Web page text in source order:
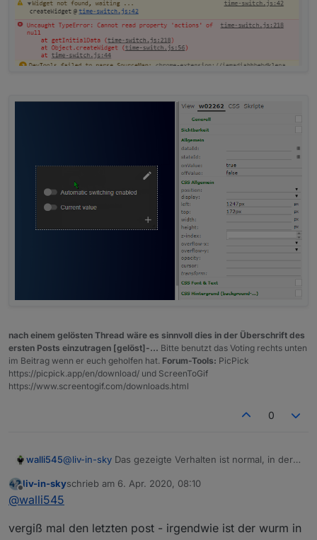
nach einem gelösten Thread wäre es sinnvoll dies in der Überschrift des
ersten Posts einzutragen [gelöst]-... Bitte benutzt das Voting rechts unten
im Beitrag wenn er euch geholfen hat. Forum-Tools: PicPick
https://picpick.app/en/download/ und ScreenToGif
https://www.screentogif.com/downloads.html
0
walli545@liv-in-sky Das gezeigte Verhalten ist normal, in der
Einfach das 'schedule0' merken und dann in das
dataOID Feld beim Anlegen des Widgets 'time-
anpassen, dass da der gesamte OID string angezeigt
Was meinst du genau, mit mit du kannst den info
adapter nicht mehr aufrufen?
Offline
liv-in-skyschrieb am 6. Apr. 2020, 08:10
zuletzt editiert von
@walli545
vergiß mal den letzten post - irgendwie ist der wurm in